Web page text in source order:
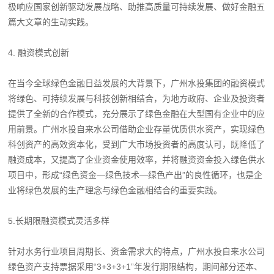
极响应国家创新驱动发展战略、助推高质量可持续发展、做好金融五
篇大文章的生动实践。
4. 融资模式创新
在当今全球绿色金融日益发展的大背景下，广州水投集团的融资模式
将绿色、可持续发展与科技创新相结合，为地方政府、企业及投资者
提供了全新的合作模式，充分展示了绿色金融在大型国有企业中的应
用前景。广州水投自来水公司借助企业存量优质供水资产，实现绿色
科创资产的高效资本化，受到广大市场投资者的高度认可，既降低了
融资成本，又提高了企业资金使用效率，并将融资资金投入绿色供水
项目中，形成“绿色资金—绿色技术—绿色产出”的良性循环，也是企
业将绿色发展的生产理念与绿色金融相结合的重要实践。
5.长期限融资模式灵活多样
针对水务行业项目周期长、资金需求大的特点，广州水投自来水公司
绿色资产支持票据采用“3+3+3+1”年发行期限结构，期间部分还本、